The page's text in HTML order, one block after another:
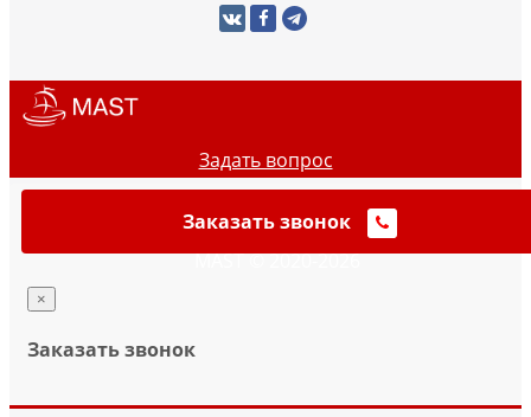
Задать вопрос
Заказать звонок
MAST © 2020-2026
×
Заказать звонок